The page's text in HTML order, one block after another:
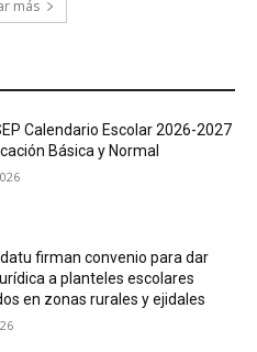
más
Calendario Escolar 2026-2027
Básica y Normal
firman convenio para dar
a planteles escolares
en zonas rurales y ejidales